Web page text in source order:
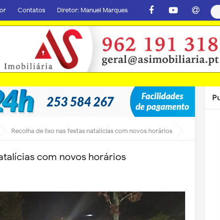
Contatos Diretor: Manuel Marques
Recolha de lixo nas festas natalícias com novos horários
com novos horários